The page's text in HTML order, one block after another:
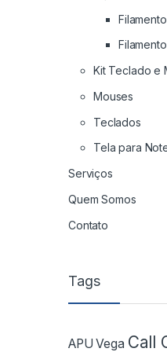
Kit Teclado e
Mouses
Teclados
Tela para
Serviços
Quem Somos
Contato
Tags
APU Vega Call